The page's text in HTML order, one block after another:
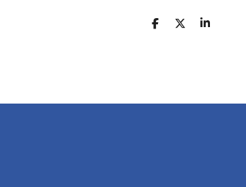
D
D
S